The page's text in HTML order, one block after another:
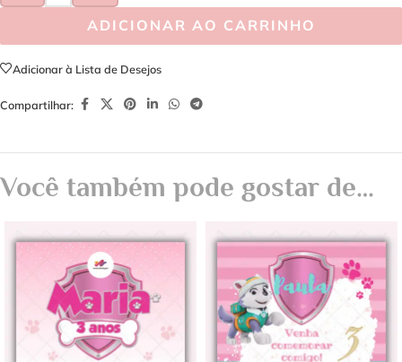
ADICIONAR AO CARRINHO
Adicionar à Lista de Desejos
Compartilhar:
Você também pode gostar de…